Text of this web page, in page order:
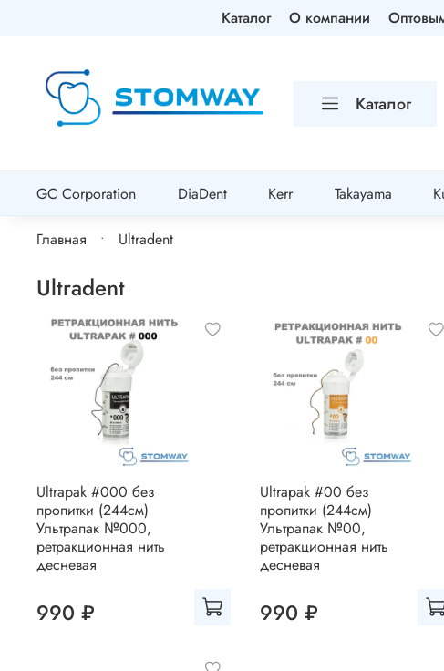
Каталог О компании
Каталог
GC Corporation DiaDent Kerr Takayama
Главная Ultradent
Ultradent
Ultrapak #000 без
пропитки (244см)
Ультрапак №000,
ретракционная нить
десневая
990 ₽
Ultrapak #00 без
пропитки (244см)
Ультрапак №00,
ретракционная нить
десневая
990 ₽